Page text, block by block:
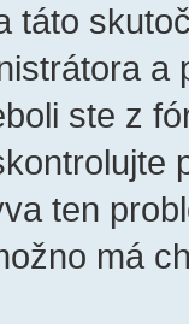
táto
ste z
ten
má